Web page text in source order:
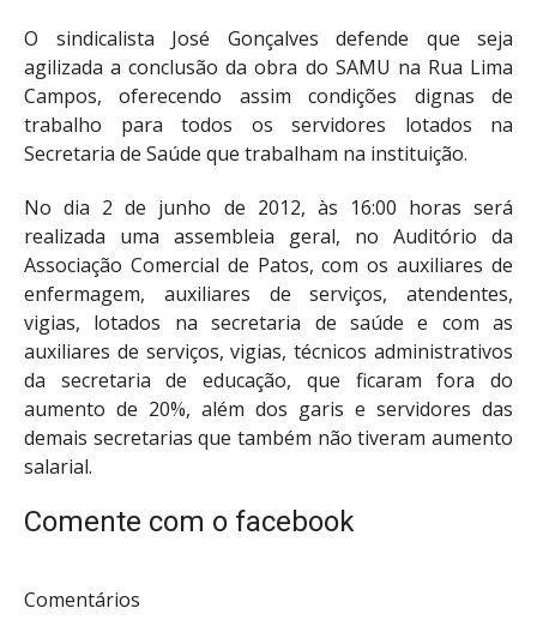
O sindicalista José Gonçalves defende que seja
agilizada a conclusão da obra do SAMU na Rua Lima
Campos, oferecendo assim condições dignas de
trabalho para todos os servidores lotados na
Secretaria de Saúde que trabalham na instituição.
No dia 2 de junho de 2012, às 16:00 horas será
realizada uma assembleia geral, no Auditório da
Associação Comercial de Patos, com os auxiliares de
enfermagem, auxiliares de serviços, atendentes,
vigias, lotados na secretaria de saúde e com as
auxiliares de serviços, vigias, técnicos administrativos
da secretaria de educação, que ficaram fora do
aumento de 20%, além dos garis e servidores das
demais secretarias que também não tiveram aumento
salarial.
Comente com o facebook
Comentários